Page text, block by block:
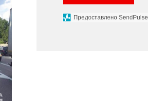
Предоставлено SendPulse